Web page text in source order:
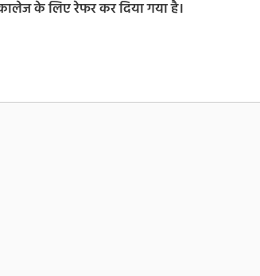
के लिए रेफर कर दिया गया है।